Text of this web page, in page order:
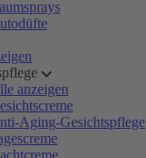
anzeigen
Aging-Gesichtspflege